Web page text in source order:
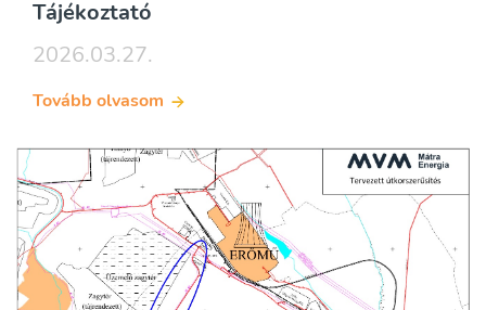
Tájékoztató
2026.03.27.
Tovább olvasom